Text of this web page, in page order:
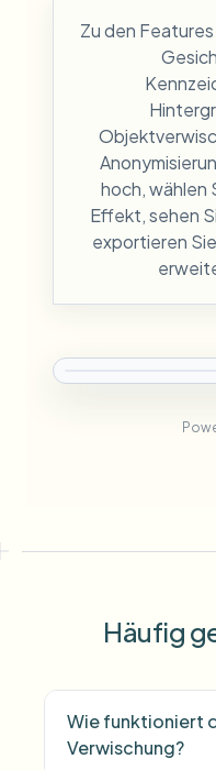
Zu den
hoch, wählen
Effekt, sehen
exportieren
Häufig
Wie funktioniert
Verwischung?